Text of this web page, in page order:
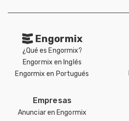
Engormix
¿Qué es Engormix?
Engormix en Inglés
Engormix en Portugués
Empresas
Anunciar en Engormix